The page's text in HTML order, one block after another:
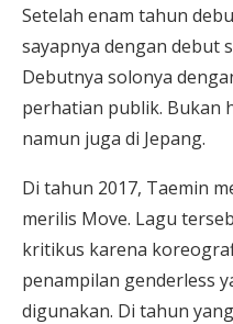
Setelah enam tahun
sayapnya dengan debut
Debutnya solonya
perhatian publik. Bukan
namun juga di Jepang.
Di tahun 2017, Taemin
merilis Move. Lagu
kritikus karena
penampilan genderless
digunakan. Di tahun